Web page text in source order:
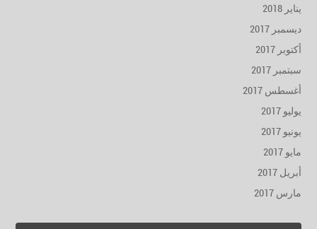
يناير 2018
ديسمبر 2017
أكتوبر 2017
سبتمبر 2017
أغسطس 2017
يوليو 2017
يونيو 2017
مايو 2017
أبريل 2017
مارس 2017